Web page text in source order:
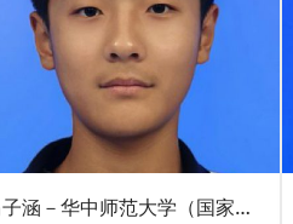
马子涵－华中师范大学（国家公费师范生）